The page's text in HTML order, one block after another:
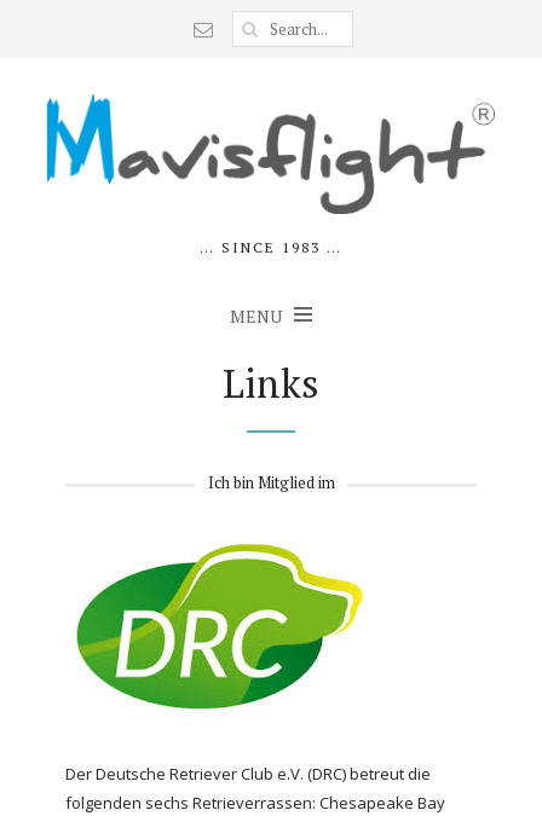
… SINCE 1983 …
MENU
Links
Ich bin Mitglied im
Der Deutsche Retriever Club e.V. (DRC) betreut die
folgenden sechs Retrieverrassen: Chesapeake Bay